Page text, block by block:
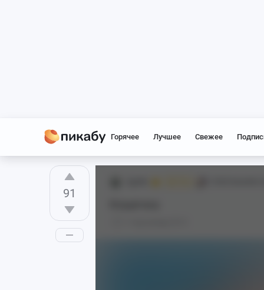
Горячее Лучшее Свежее
91